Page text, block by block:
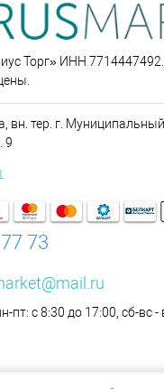
Торг» ИНН 7714447492.
вн. тер. г.
9
73
пт: с 8:30 до 17:00, сб-вс